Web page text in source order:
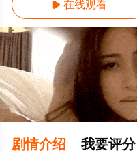
 在线观看
剧情介绍 我要评分